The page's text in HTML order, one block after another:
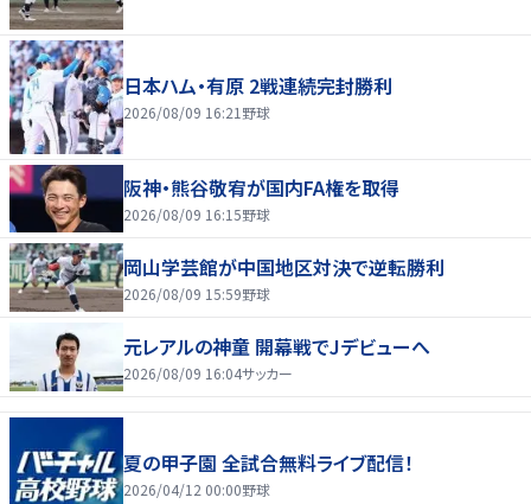
日本ハム・有原 2戦連続完封勝利
2026/08/09 16:21 野球
阪神・熊谷敬宥が国内FA権を取得
2026/08/09 16:15野球
岡山学芸館が中国地区対決で逆転勝利
2026/08/09 15:59野球
元レアルの神童 開幕戦でJデビューへ
2026/08/09 16:04サッカー
夏の甲子園 全試合無料ライブ配信！
2026/04/12 00:00野球